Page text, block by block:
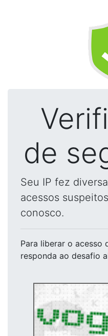
de
Seu IP fez
acessos
conosco.
Para liberar o acesso
responda ao desafio